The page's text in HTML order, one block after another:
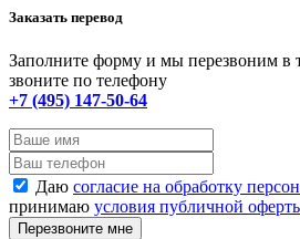
Заказать перевод
Заполните форму и мы перезвоним в
звоните по телефону
+7 (495) 147-50-64
Даю согласие на обработку
принимаю условия публичной
Перезвоните мне